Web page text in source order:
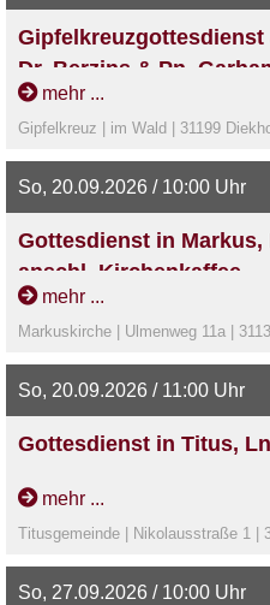
Gipfelkreuzgottesdienst
Dr. Berzins & Pn.
Markuskirche, Ulmenweg
Lukaskirche,
Mühlenberg oberhalb von
Söhre12:15 Uhr Kloster St.
Egenstedt14:00 Uhr
Wegekreuz am Tosmar
mehr ...
Gipfelkreuz | im Wald | 31199
So, 20.09.2026 / 10:00 Uhr
Gottesdienst in Markus,
anschl. Kirchenkaffee
mehr ...
Markuskirche | Ulmenweg 11a |
So, 20.09.2026 / 11:00 Uhr
Gottesdienst in Titus,
mehr ...
Titusgemeinde | Nikolausstraße 1 |
So, 27.09.2026 / 10:00 Uhr